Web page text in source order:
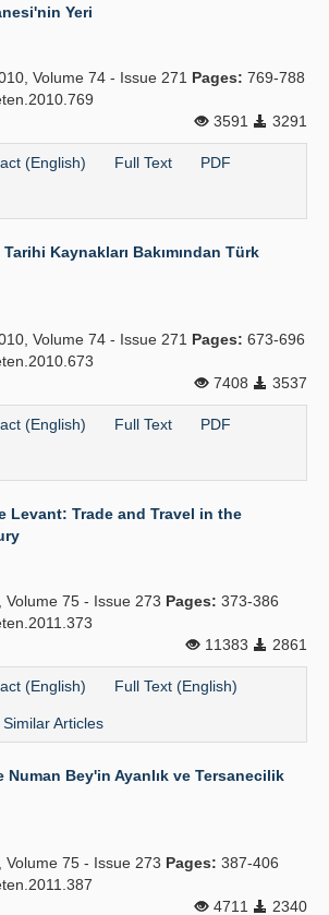
Yeri
Volume 74 - Issue 271 Pages: 769-788
3591
3291
(English) Full Text PDF
Kaynakları Bakımından Türk
Volume 74 - Issue 271 Pages: 673-696
7408
3537
(English) Full Text PDF
Levant: Trade and Travel in the
Volume 75 - Issue 273 Pages: 373-386
11383
2861
(English) Full Text (English)
Similar Articles
Numan Bey'in Ayanlık ve Tersanecilik
Volume 75 - Issue 273 Pages: 387-406
4711
2340